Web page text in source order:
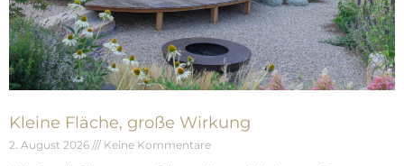
Kleine Fläche, große Wirkung
2. August 2026 Keine Kommentare